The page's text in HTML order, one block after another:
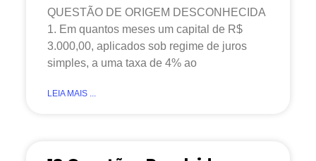
QUESTÃO DE ORIGEM DESCONHECIDA
1. Em quantos meses um capital de R$
3.000,00, aplicados sob regime de juros
simples, a uma taxa de 4% ao
LEIA MAIS ...